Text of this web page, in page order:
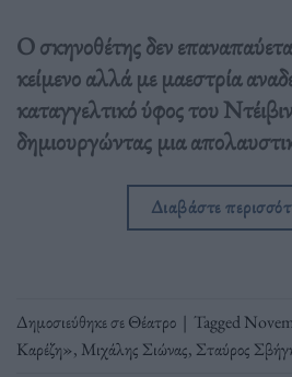
Ο σκηνοθέτης δεν
κείμενο αλλά με μαεστρία
καταγγελτικό ύφος του
δημιουργώντας μια
Διαβάστε
Δημοσιεύθηκε σεΘέατρο | Tagged
Καρέζη», Μιχάλης Σιώνας, Σταύρος